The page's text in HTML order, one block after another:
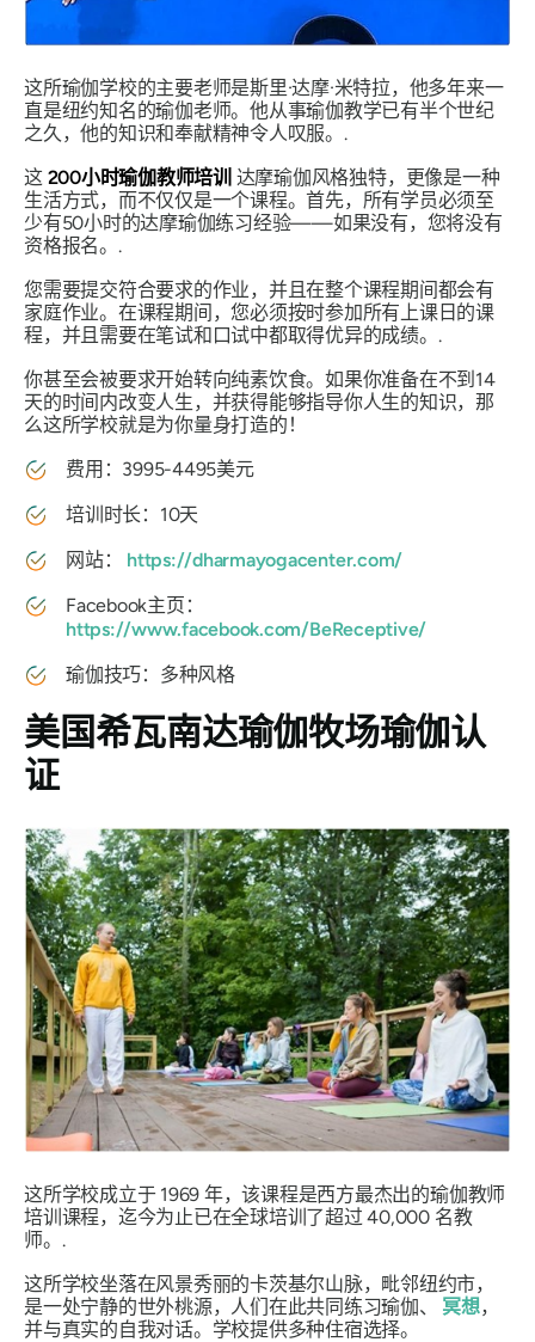
这所瑜伽学校的主要老师是斯里·达摩·米特拉，他多年来一
直是纽约知名的瑜伽老师。他从事瑜伽教学已有半个世纪
之久，他的知识和奉献精神令人叹服。.
这 200小时瑜伽教师培训 达摩瑜伽风格独特，更像是一种
生活方式，而不仅仅是一个课程。首先，所有学员必须至
少有50小时的达摩瑜伽练习经验——如果没有，您将没有
资格报名。.
您需要提交符合要求的作业，并且在整个课程期间都会有
家庭作业。在课程期间，您必须按时参加所有上课日的课
程，并且需要在笔试和口试中都取得优异的成绩。.
你甚至会被要求开始转向纯素饮食。如果你准备在不到14
天的时间内改变人生，并获​​得能够指导你人生的知识，那
么这所学校就是为你量身打造的！
费用：3995-4495美元
培训时长：10天
网站： https://dharmayogacenter.com/
Facebook主页：
https://www.facebook.com/BeReceptive/
瑜伽技巧：多种风格
美国希瓦南达瑜伽牧场瑜伽认
证
这所学校成立于 1969 年，该课程是西方最杰出的瑜伽教师
培训课程，迄今为止已在全球培训了超过 40,000 名教
师。.
这所学校坐落在风景秀丽的卡茨基尔山脉，毗邻纽约市，
是一处宁静的世外桃源，人们在此共同练习瑜伽、 冥想，
并与真实的自我对话。学校提供多种住宿选择。